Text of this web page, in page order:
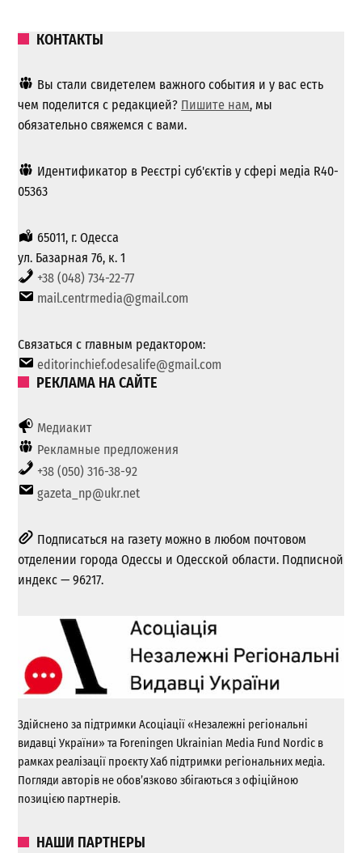
КОНТАКТЫ
Вы стали свидетелем важного события и у вас есть
чем поделится с редакцией? Пишите нам, мы
обязательно свяжемся с вами.
Идентификатор в Реєстрі суб'єктів у сфері медіа R40-
05363
65011, г. Одесса
ул. Базарная 76, к. 1
+38 (048) 734-22-77
mail.centrmedia@gmail.com
Связаться с главным редактором:
editorinchief.odesalife@gmail.com
РЕКЛАМА НА САЙТЕ
Медиакит
Рекламные предложения
+38 (050) 316-38-92
gazeta_np@ukr.net
Подписаться на газету можно в любом почтовом
отделении города Одессы и Одесской области. Подписной
индекс — 96217.
Здійснено за підтримки Асоціації «Незалежні регіональні
видавці України» та Foreningen Ukrainian Media Fund Nordic в
рамках реалізації проєкту Хаб підтримки регіональних медіа.
Погляди авторів не обов’язково збігаються з офіційною
позицією партнерів.
НАШИ ПАРТНЕРЫ